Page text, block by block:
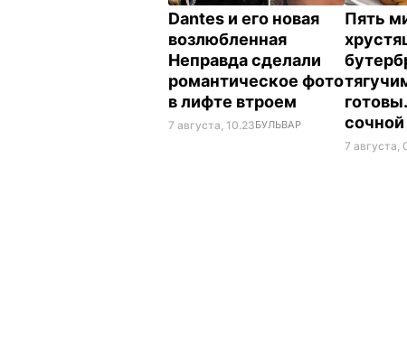
Dantes и его новая
возлюбленная
Неправда сделали
романтическое фото
в лифте втроем
7 августа, 10.23БУЛЬВАР
Пять
7 августа,